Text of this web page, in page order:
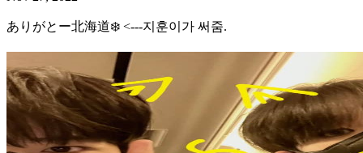
ありがとー北海道❄️ <---지훈이가 써줌.